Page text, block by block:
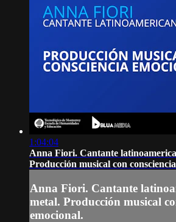
1:04:04
Anna Fiori. Cantante
Producción musical con
Anna Fiori. Cantante
metal. Producción musical
emocional.